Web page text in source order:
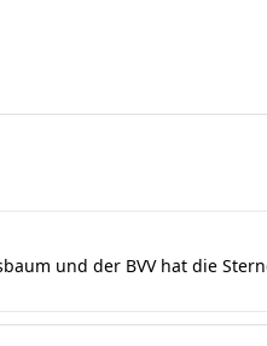
und der BVV hat die